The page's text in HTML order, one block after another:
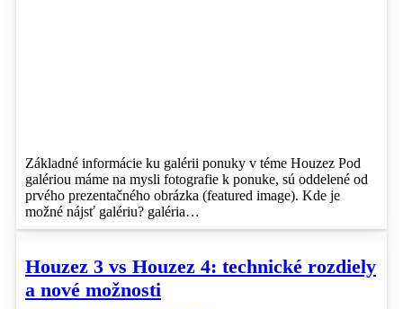
Základné informácie ku galérii ponuky v téme Houzez Pod
galériou máme na mysli fotografie k ponuke, sú oddelené od
prvého prezentačného obrázka (featured image). Kde je
možné nájsť galériu? galéria…
Houzez 3 vs Houzez 4: technické rozdiely
a nové možnosti